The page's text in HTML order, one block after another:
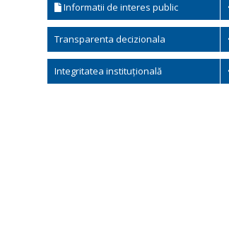
Informatii de interes public
Transparenta decizionala
Integritatea instituțională